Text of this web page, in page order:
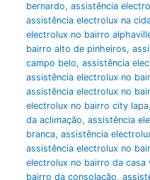
bernardo, assistência
assistência electrolux na
electrolux no bairro
bairro alto de pinheiros,
campo belo, assistência
assistência electrolux no
assistência electrolux no
electrolux no bairro city lapa,
da aclimação, assistência
branca, assistência
assistência electrolux no
electrolux no bairro da casa
bairro da consolação,